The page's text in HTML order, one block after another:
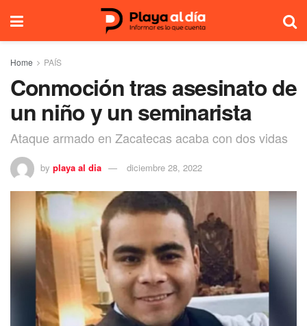
Home PAÍS
Conmoción tras asesinato de
un niño y un seminarista
Ataque armado en Zacatecas acaba con dos vidas
by playa al dia diciembre 28, 2022